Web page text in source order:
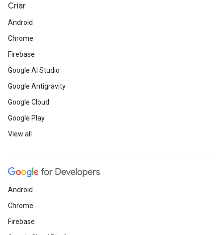
Criar
Android
Chrome
Firebase
Google AI Studio
Google Antigravity
Google Cloud
Google Play
View all
Android
Chrome
Firebase